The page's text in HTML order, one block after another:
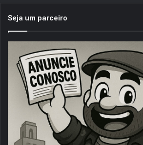
Seja um parceiro